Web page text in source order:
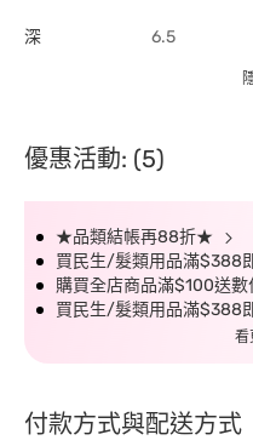
深 6.5
優惠活動: (5)
★品類結帳再88折★
買民生/髮類用品滿$388
購買全店商品滿$100送數
買民生/髮類用品滿$388
看
付款方式與配送方式